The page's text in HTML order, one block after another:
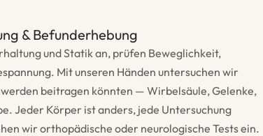
& Befunderhebung
und Statik an, prüfen Beweglichkeit,
Mit unseren Händen untersuchen wir
beitragen könnten — Wirbelsäule, Gelenke,
Jeder Körper ist anders, jede Untersuchung
wir orthopädische oder neurologische Tests ein.